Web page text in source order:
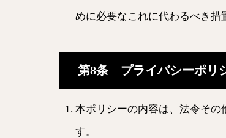
めに必要なこれに代わるべき措
第8条 プライバシーポリ
本ポリシーの内容は、法令その
す。